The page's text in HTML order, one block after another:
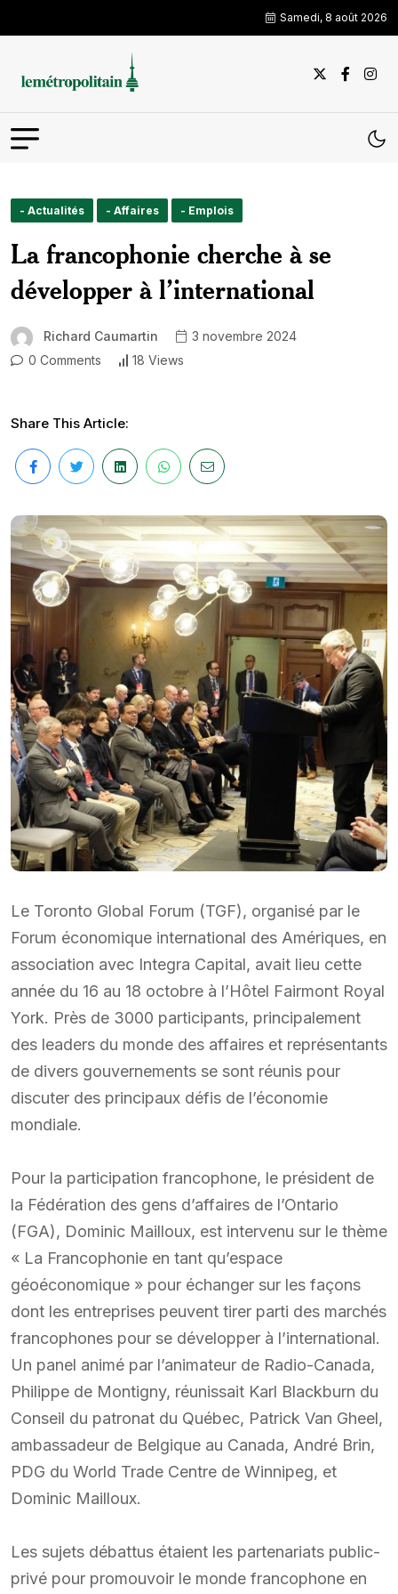
Samedi, 8 août 2026
- Actualités - Affaires - Emplois
La francophonie cherche à se
développer à l’international
Richard Caumartin
3 novembre 2024
0 Comments
18 Views
Share This Article:
Le Toronto Global Forum (TGF), organisé par le
Forum économique international des Amériques, en
association avec Integra Capital, avait lieu cette
année du 16 au 18 octobre à l’Hôtel Fairmont Royal
York. Près de 3000 participants, principalement
des leaders du monde des affaires et représentants
de divers gouvernements se sont réunis pour
discuter des principaux défis de l’économie
mondiale.
Pour la participation francophone, le président de
la Fédération des gens d’affaires de l’Ontario
(FGA), Dominic Mailloux, est intervenu sur le thème
« La Francophonie en tant qu’espace
géoéconomique » pour échanger sur les façons
dont les entreprises peuvent tirer parti des marchés
francophones pour se développer à l’international.
Un panel animé par l’animateur de Radio-Canada,
Philippe de Montigny, réunissait Karl Blackburn du
Conseil du patronat du Québec, Patrick Van Gheel,
ambassadeur de Belgique au Canada, André Brin,
PDG du World Trade Centre de Winnipeg, et
Dominic Mailloux.
Les sujets débattus étaient les partenariats public-
privé pour promouvoir le monde francophone en